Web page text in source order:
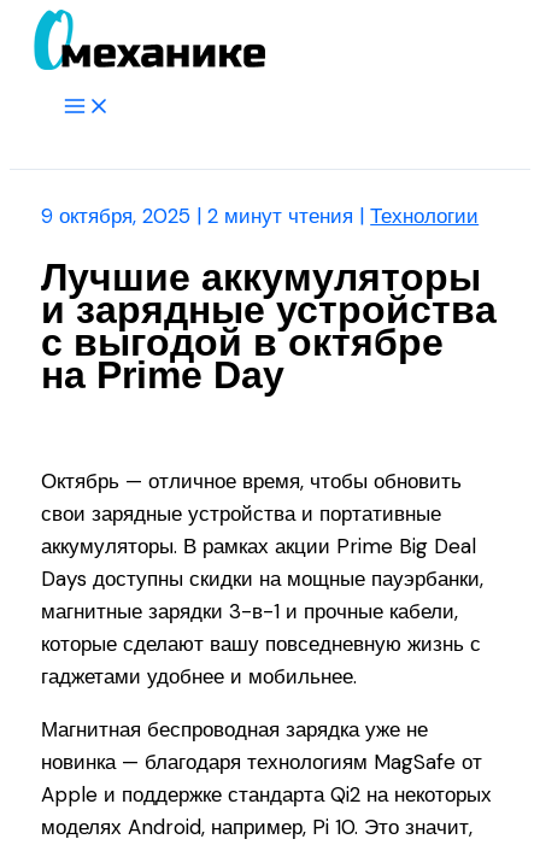
Перейти
Main
9 октября, 2025 |2 минут чтения |Технологии
Лучшие аккумуляторы
и зарядные устройства
с выгодой в октябре
на Prime Day
Октябрь — отличное время, чтобы обновить
свои зарядные устройства и портативные
аккумуляторы. В рамках акции Prime Big Deal
Days доступны скидки на мощные пауэрбанки,
магнитные зарядки 3-в-1 и прочные кабели,
которые сделают вашу повседневную жизнь с
гаджетами удобнее и мобильнее.
Магнитная беспроводная зарядка уже не
новинка — благодаря технологиям MagSafe от
Apple и поддержке стандарта Qi2 на некоторых
моделях Android, например, Pi 10. Это значит,